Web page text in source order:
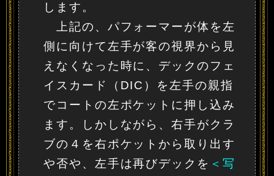
します。
上記の、パフォーマーが体を左
側に向けて左手が客の視界から見
えなくなった時に、デックのフェ
イスカード（DIC）を左手の親指
でコートの左ポケットに押し込み
ます。しかしながら、右手がクラ
ブの４を右ポケットから取り出す
や否や、左手は再びデックを ＜写